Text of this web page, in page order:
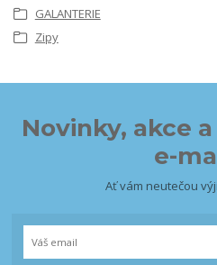
GALANTERIE
Zipy
Novinky, akce
e-
Ať vám neutečou